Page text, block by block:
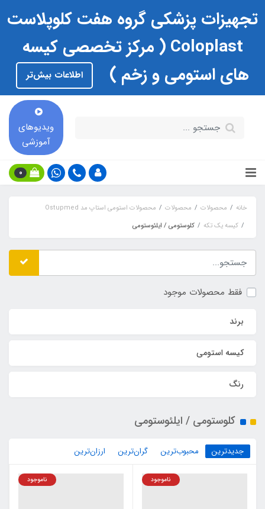
تجهیزات پزشکی گروه هفت کلوپلاست
Coloplast ( مرکز تخصصی کیسه
های استومی و زخم )
اطلاعات بیش‌تر
ویدیوهای
آموزشی
0
خانه محصولات محصولات
محصولات استومی استاپ مد Ostupmed
کیسه یک تکه
کلوستومی / ایلئوستومی
فقط محصولات موجود
برند
کیسه استومی
رنگ
کلوستومی / ایلئوستومی
جدیدترین محبوب‌ترین گران‌ترین ارزان‌ترین
ناموجود ناموجود